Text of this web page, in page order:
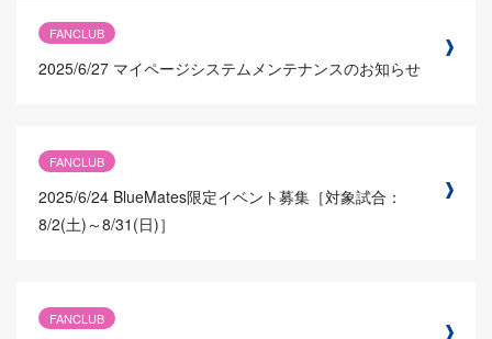
FANCLUB
2025/6/27 マイページシステムメンテナンスのお知らせ
FANCLUB
2025/6/24 BlueMates限定イベント募集［対象試合：
8/2(土)～8/31(日)］
FANCLUB